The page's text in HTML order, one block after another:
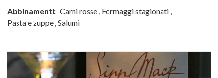
Abbinamenti: Carni rosse , Formaggi stagionati ,
Pasta e zuppe ,Salumi